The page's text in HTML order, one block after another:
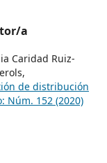
a
Caridad Ruiz-
de distribución
Núm. 152 (2020)